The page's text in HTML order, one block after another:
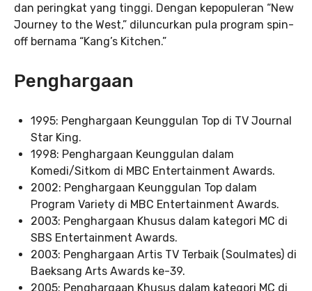
dan peringkat yang tinggi. Dengan kepopuleran “New
Journey to the West,” diluncurkan pula program spin-
off bernama “Kang’s Kitchen.”
Penghargaan
1995: Penghargaan Keunggulan Top di TV Journal
Star King.
1998: Penghargaan Keunggulan dalam
Komedi/Sitkom di MBC Entertainment Awards.
2002: Penghargaan Keunggulan Top dalam
Program Variety di MBC Entertainment Awards.
2003: Penghargaan Khusus dalam kategori MC di
SBS Entertainment Awards.
2003: Penghargaan Artis TV Terbaik (Soulmates) di
Baeksang Arts Awards ke-39.
2005: Penghargaan Khusus dalam kategori MC di